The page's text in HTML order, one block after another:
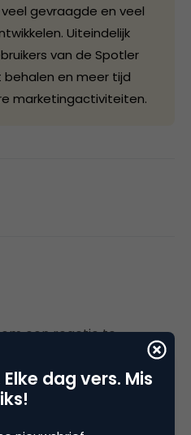
gevraagde en veel
Uiteindelijk
van de Spotler
en meer tijd
marketingactiviteiten.
een reactie te
dag vers. Mis